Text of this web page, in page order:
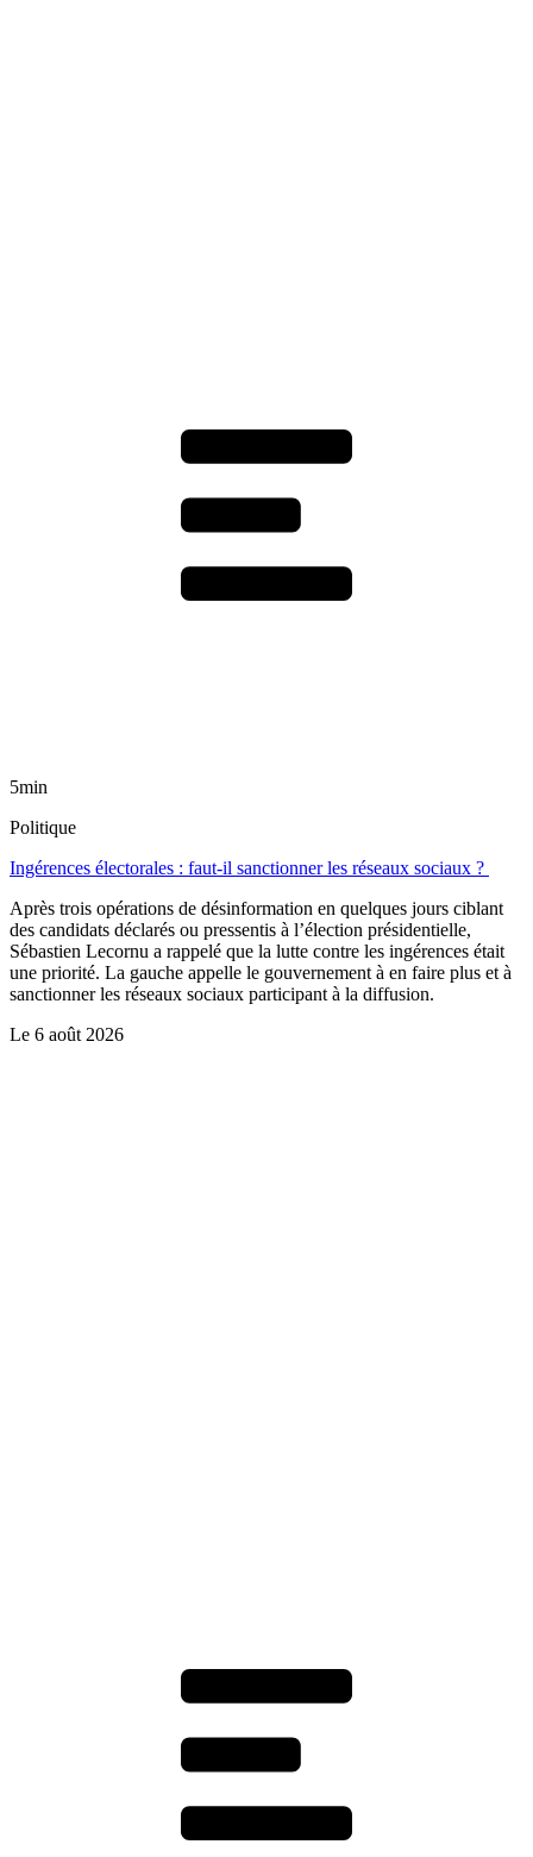
5min
Politique
Ingérences électorales : faut-il sanctionner les réseaux sociaux ?
Après trois opérations de désinformation en quelques jours ciblant
des candidats déclarés ou pressentis à l’élection présidentielle,
Sébastien Lecornu a rappelé que la lutte contre les ingérences était
une priorité. La gauche appelle le gouvernement à en faire plus et à
sanctionner les réseaux sociaux participant à la diffusion.
Le 6 août 2026